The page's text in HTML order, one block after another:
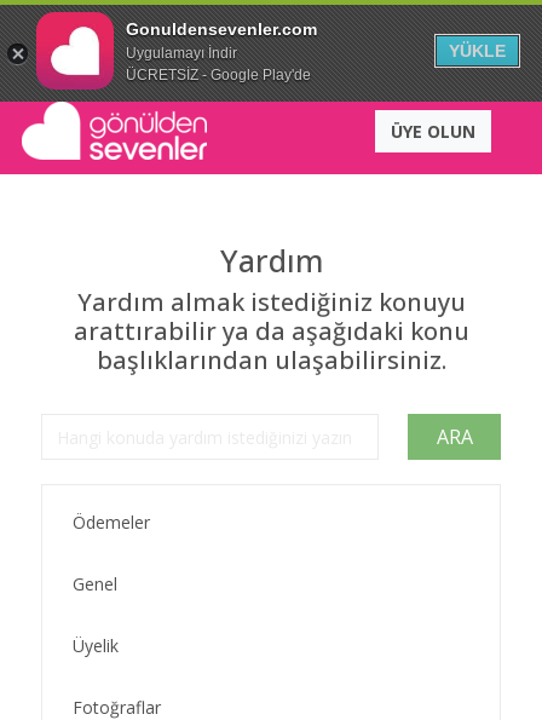
ÜYE OLUN
Yardım
Yardım almak istediğiniz konuyu
arattırabilir ya da aşağıdaki konu
başlıklarından ulaşabilirsiniz.
ARA
Ödemeler
Genel
Üyelik
Fotoğraflar
Gonuldensevenler.com
Uygulamayı İndir
ÜCRETSİZ - Google Play'de
YÜKLE